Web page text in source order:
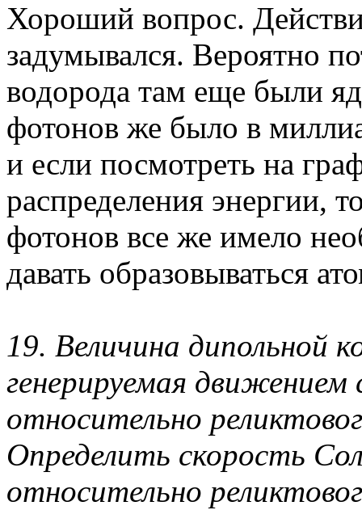
Хороший вопрос.
задумывался. Вероятно
водорода там еще были
фотонов же было в
и если посмотреть на
распределения энергии,
фотонов все же имело
давать образовываться
19. Величина дипольной
генерируемая движением
относительно
Определить скорость
относительно